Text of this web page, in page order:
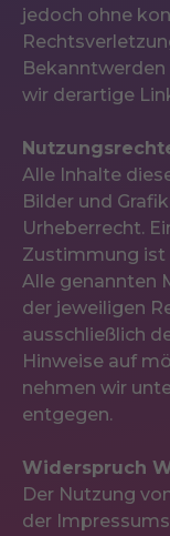
jedoch ohne
wir derartige
Alle Inhalte
Bilder und
Urheberrecht.
Zustimmung
Alle genannten
der jeweiligen
ausschließlich
Hinweise auf
nehmen wir
entgegen.
Widerspruch
Der Nutzung
der